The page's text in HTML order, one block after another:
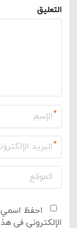
التعليق
*
*
احفظ اسمي،
الإلكتروني في